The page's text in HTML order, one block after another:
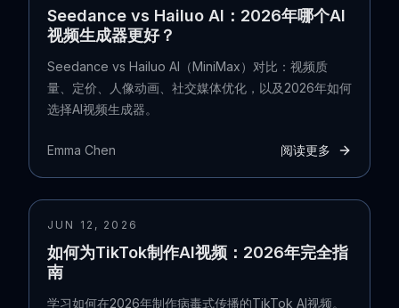
Seedance vs Hailuo AI：2026年哪个AI
视频生成器更好？
Seedance vs Hailuo AI（MiniMax）对比：视频质
量、定价、人像动画、社交媒体优化，以及2026年如何
选择AI视频生成器。
Emma Chen 阅读更多
JUN 12, 2026
如何为TikTok制作AI视频：2026年完全指
南
学习如何在2026年制作病毒式传播的TikTok AI视频。